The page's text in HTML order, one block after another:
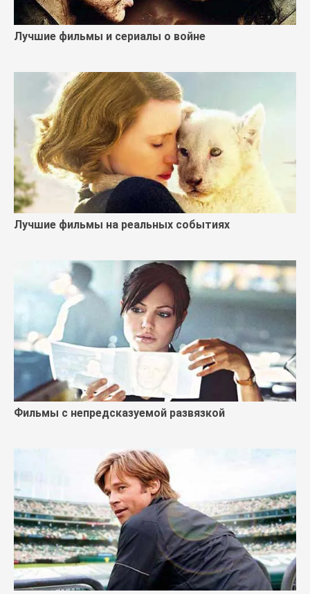
Лучшие фильмы и сериалы о войне
Лучшие фильмы на реальных событиях
Фильмы с непредсказуемой развязкой